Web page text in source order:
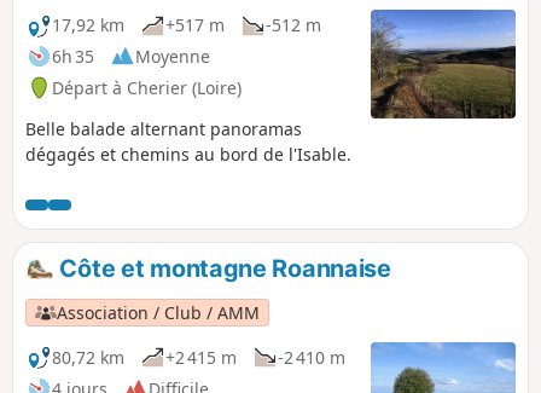
17,92 km
+517 m
-512 m
6h 35
Moyenne
Départ à Cherier (Loire)
Belle balade alternant panoramas
dégagés et chemins au bord de l'Isable.
Côte et montagne Roannaise
Association / Club / AMM
80,72 km
+2 415 m
-2 410 m
4 jours
Difficile